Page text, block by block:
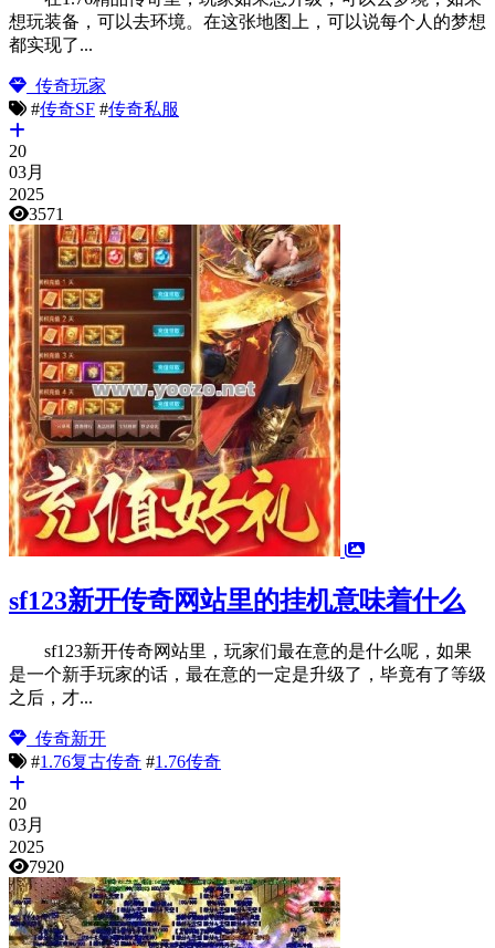
想玩装备，可以去环境。在这张地图上，可以说每个人的梦想
都实现了...
传奇玩家
#传奇SF #传奇私服
20
03月
2025
3571
sf123新开传奇网站里的挂机意味着什么
sf123新开传奇网站里，玩家们最在意的是什么呢，如果
是一个新手玩家的话，最在意的一定是升级了，毕竟有了等级
之后，才...
传奇新开
#1.76复古传奇 #1.76传奇
20
03月
2025
7920